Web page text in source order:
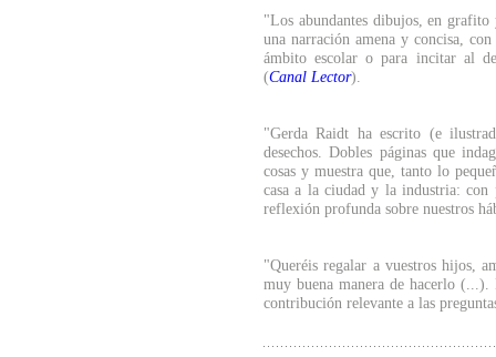
"Los abundantes dibujos, en
una narración amena y concisa,
ámbito escolar o para incitar al
(Canal Lector).
"Gerda Raidt ha escrito (e
desechos. Dobles páginas que
cosas y muestra que, tanto lo
casa a la ciudad y la industria:
reflexión profunda sobre nuestros
"Queréis regalar a vuestros hijos,
muy buena manera de hacerlo (...).
contribución relevante a las